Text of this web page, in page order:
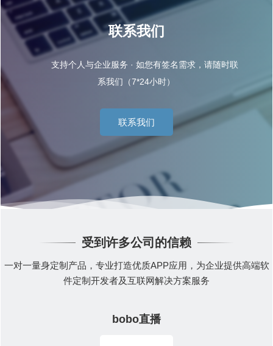
联系我们
支持个人与企业服务 · 如您有签名需求，请随时联
系我们（7*24小时）
联系我们
受到许多公司的信赖
一对一量身定制产品，专业打造优质APP应用，为企业提供高端软
件定制开发者及互联网解决方案服务
bobo直播